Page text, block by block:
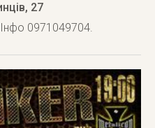
27
0971049704.